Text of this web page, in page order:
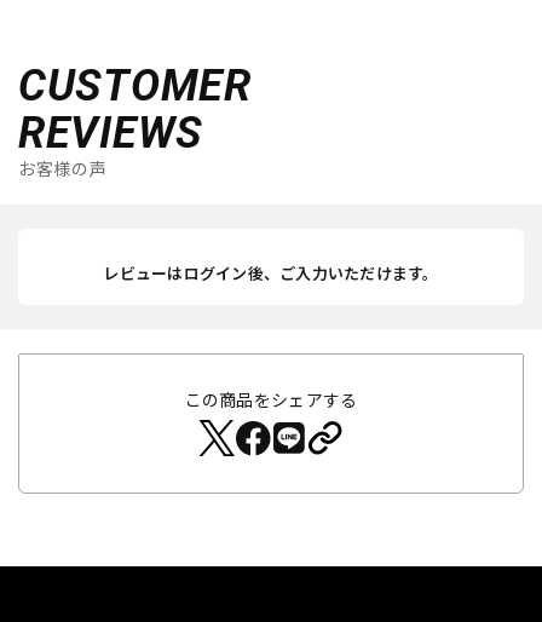
CUSTOMER
REVIEWS
お客様の声
レビューはログイン後、ご入力いただけます。
この商品をシェアする